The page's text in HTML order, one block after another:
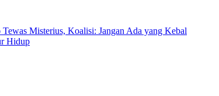
Tewas Misterius, Koalisi: Jangan Ada yang Kebal
Hidup